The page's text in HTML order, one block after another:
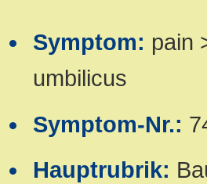
Symptom: pain
umbilicus
Symptom-Nr.:
Hauptrubrik: